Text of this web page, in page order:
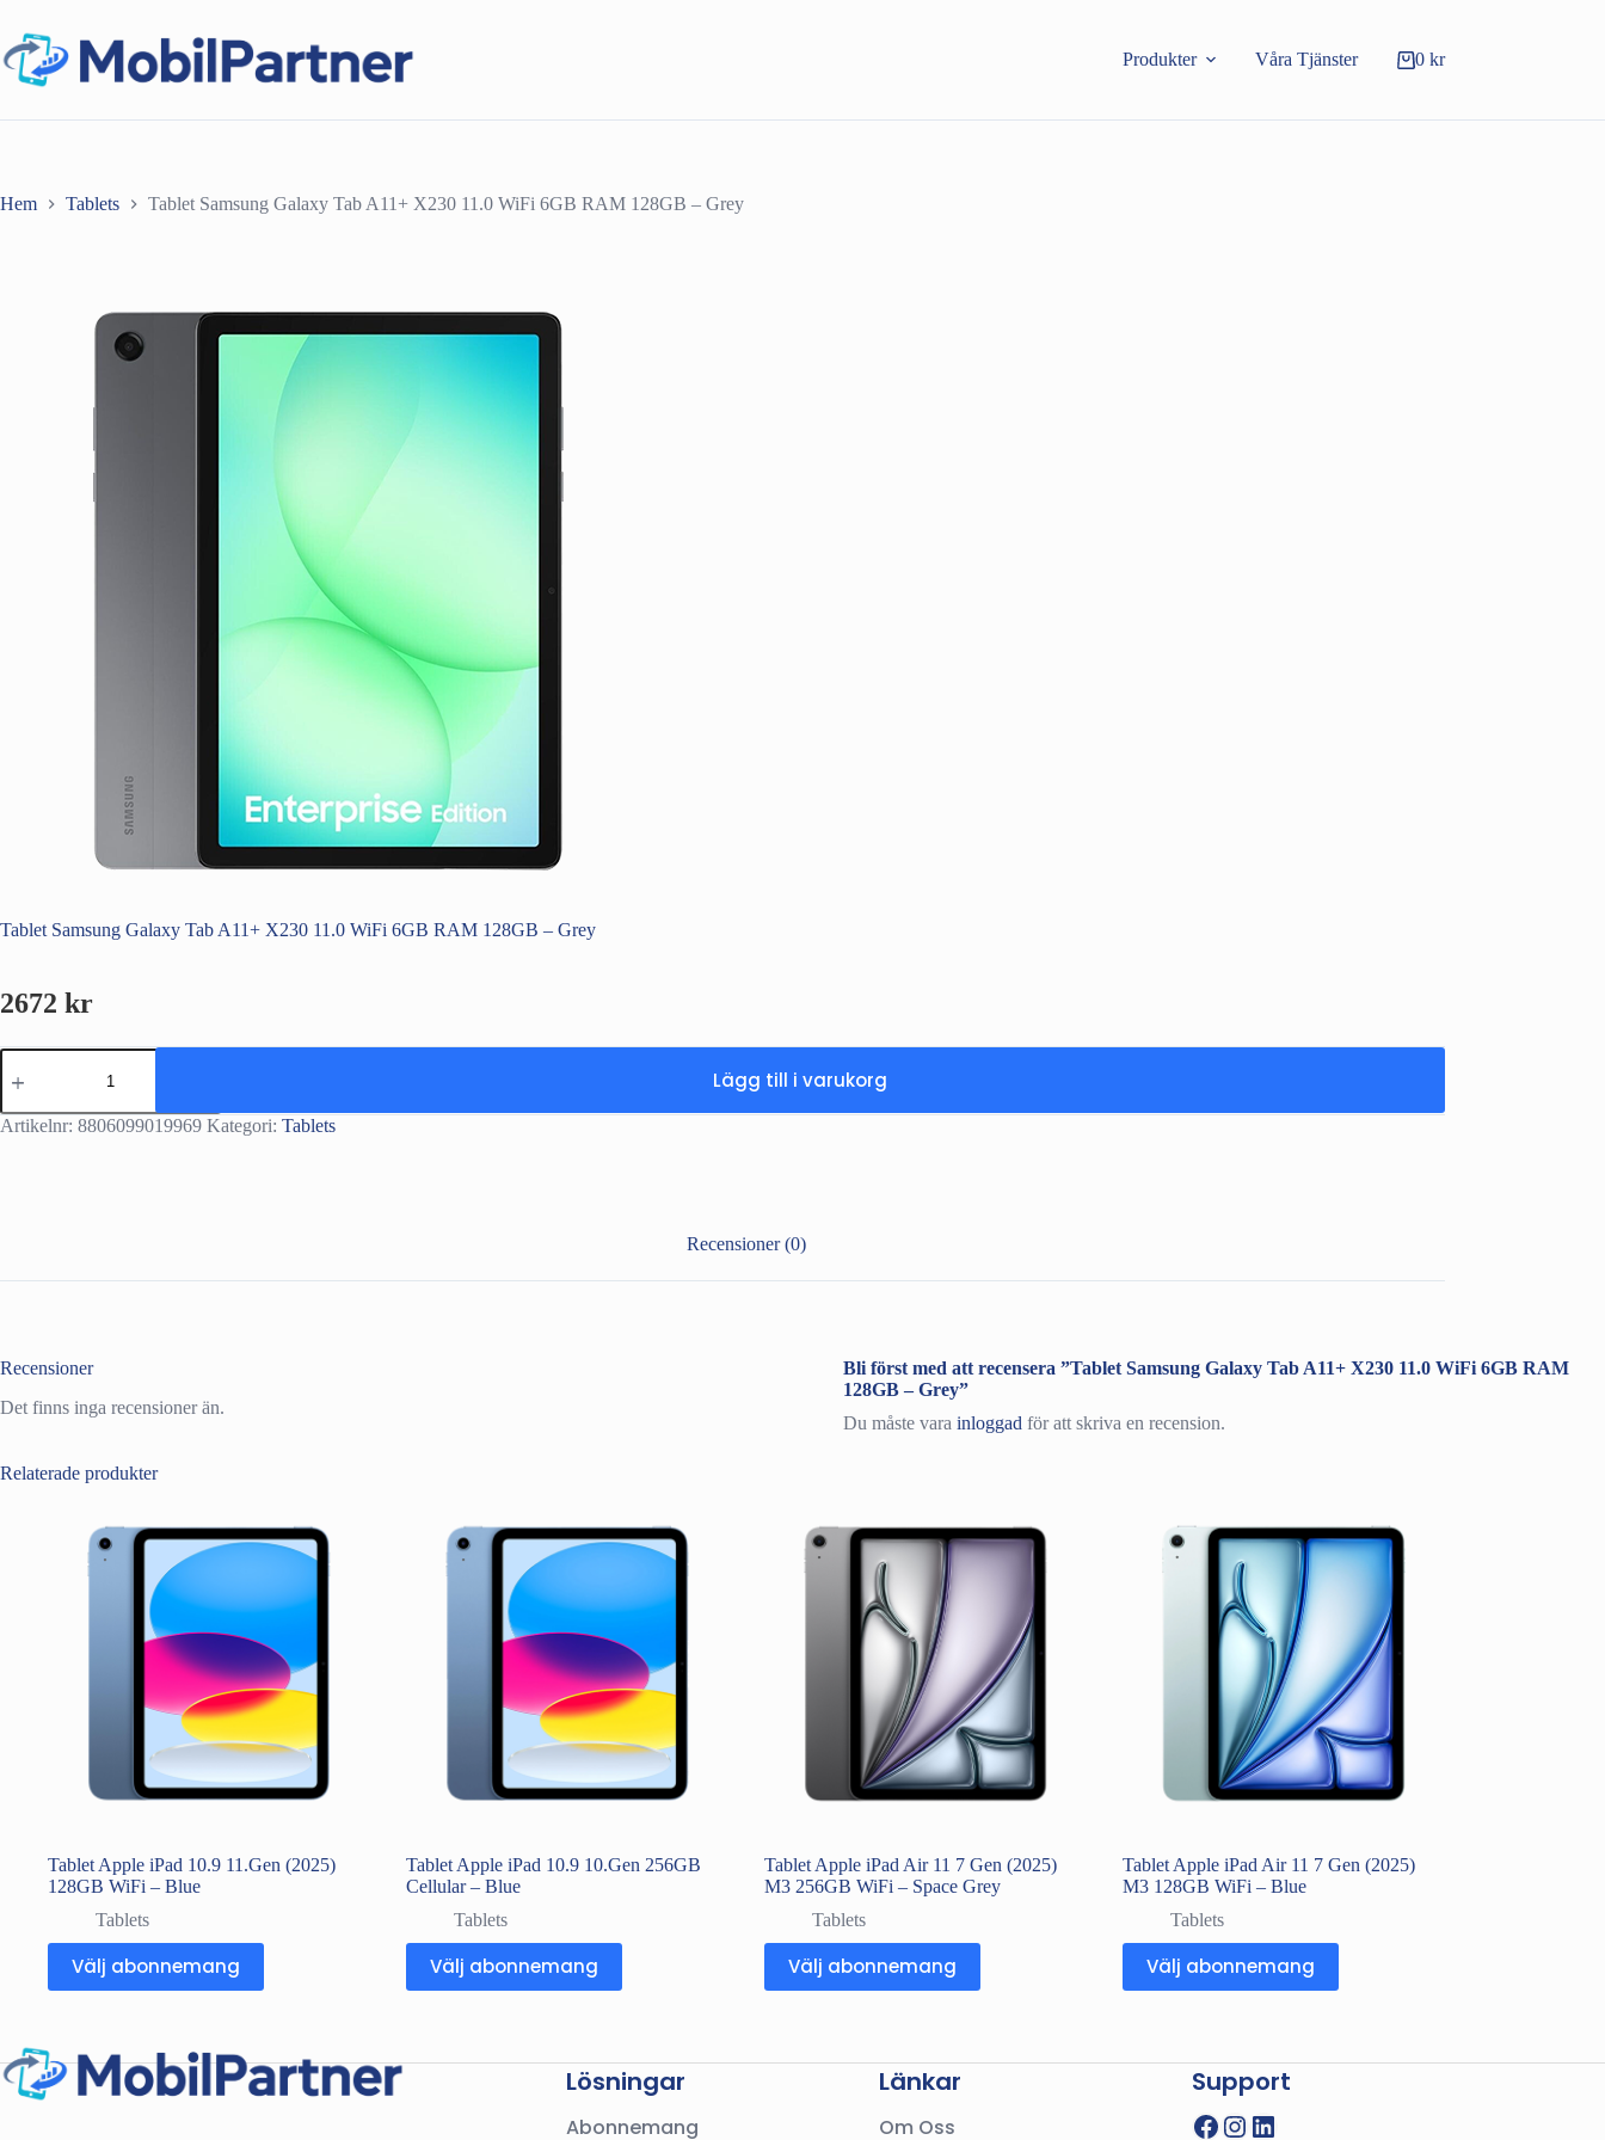
innehåll
Produkter Våra Tjänster Varukorg
0 kr
Hem Tablets Tablet Samsung Galaxy Tab A11+ X230 11.0 WiFi 6GB RAM 128GB – Grey
Tablet Samsung Galaxy Tab A11+ X230 11.0 WiFi 6GB RAM 128GB – Grey
2672 kr
Tablet
Samsung
Tab
A11+
-
Lägg till i varukorg
Artikelnr: 8806099019969 Kategori: Tablets
Recensioner (0)
Recensioner
Det finns inga recensioner än.
Bli först med att recensera ”Tablet Samsung Galaxy Tab A11+ X230 11.0 WiFi 6GB RAM
128GB – Grey”
Du måste vara inloggad för att skriva en recension.
Relaterade produkter
Tablet Apple iPad 10.9 11.Gen (2025)
128GB WiFi – Blue
Tablets
Välj abonnemang
Tablet Apple iPad 10.9 10.Gen 256GB
Cellular – Blue
Tablets
Välj abonnemang
Tablet Apple iPad Air 11 7 Gen (2025)
M3 256GB WiFi – Space Grey
Tablets
Välj abonnemang
Tablet Apple iPad Air 11 7 Gen (2025)
M3 128GB WiFi – Blue
Tablets
Välj abonnemang
Lösningar
Abonnemang
Länkar
Om Oss
Support
Facebook
Instagram
LinkedIn